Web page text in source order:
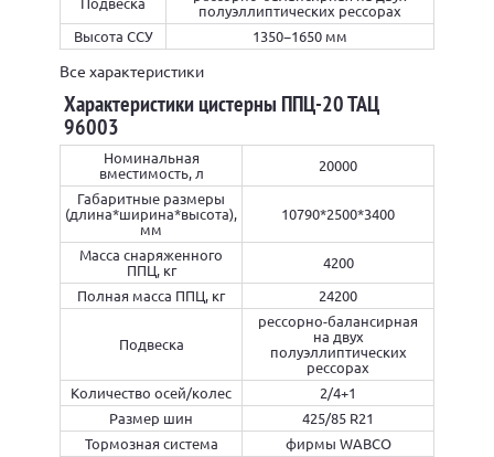
полуэллиптических рессорах
Высота ССУ
1350−1650 мм
Все характеристики
Характеристики цистерны ППЦ-20 ТАЦ
96003
Номинальная
вместимость, л
20000
Габаритные размеры
(длина*ширина*высота),
мм
10790*2500*3400
Масса снаряженного
ППЦ, кг
4200
Полная масса ППЦ, кг
24200
Подвеска
рессорно-балансирная
на двух
полуэллиптических
рессорах
Количество осей/колес
2/4+1
Размер шин
425/85 R21
Тормозная система
фирмы WABCO